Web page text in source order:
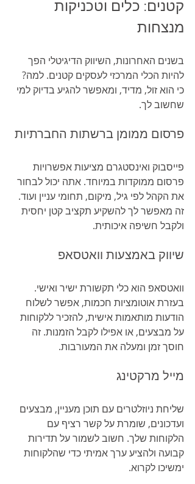
קטנים: כלים וטכניקות
מנצחות
בשנים האחרונות, השיווק הדיגיטלי הפך
להיות הכלי המרכזי לעסקים קטנים. למה?
כי הוא זול, מדיד, ומאפשר להגיע בדיוק למי
שחשוב לך.
פרסום ממומן ברשתות החברתיות
פייסבוק ואינסטגרם מציעות אפשרויות
פרסום ממוקדות במיוחד. אתה יכול לבחור
את הקהל לפי גיל, מיקום, תחומי עניין ועוד.
זה מאפשר לך להשקיע תקציב קטן יחסית
ולקבל חשיפה איכותית.
שיווק באמצעות וואטסאפ
וואטסאפ הוא כלי תקשורת ישיר ואישי.
בעזרת אוטומציות חכמות, אפשר לשלוח
הודעות מותאמות אישית, להזכיר ללקוחות
על מבצעים, או אפילו לקבל הזמנות. זה
חוסך זמן ומעלה את המעורבות.
מייל מרקטינג
שליחת ניוזלטרים עם תוכן מעניין, מבצעים
ועדכונים, שומרת על קשר רציף עם
הלקוחות שלך. חשוב לשמור על תדירות
קבועה ולהציע ערך אמיתי כדי שהלקוחות
ימשיכו לקרוא.